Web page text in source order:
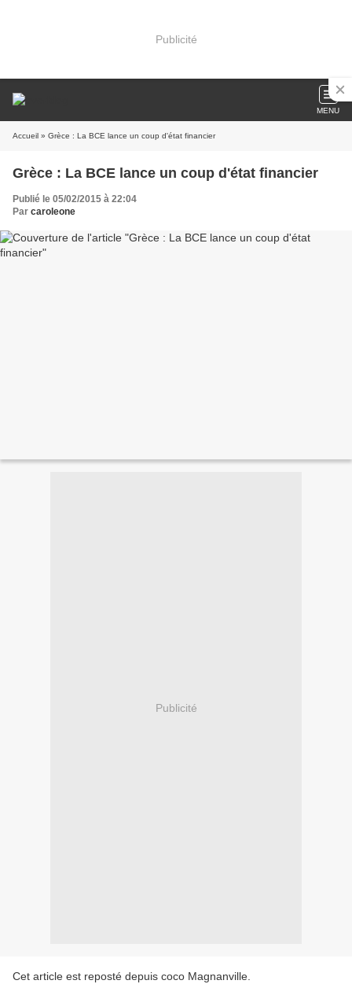
Publicité
MENU
Accueil » Grèce : La BCE lance un coup d'état financier
Grèce : La BCE lance un coup d'état financier
Publié le 05/02/2015 à 22:04
Par caroleone
Publicité
Cet article est reposté depuis coco Magnanville